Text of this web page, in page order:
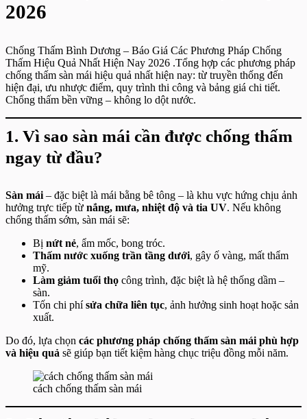
2026
Chống Thấm Bình Dương – Báo Giá Các Phương Pháp Chống
Thấm Hiệu Quả Nhất Hiện Nay 2026 .Tổng hợp các phương pháp
chống thấm sàn mái hiệu quả nhất hiện nay: từ truyền thống đến
hiện đại, ưu nhược điểm, quy trình thi công và bảng giá chi tiết.
Chống thấm bền vững – không lo dột nước.
1. Vì sao sàn mái cần được chống thấm
ngay từ đầu?
Sàn mái – đặc biệt là mái bằng bê tông – là khu vực hứng chịu ảnh
hưởng trực tiếp từ nắng, mưa, nhiệt độ và tia UV. Nếu không
chống thấm sớm, sàn mái sẽ:
Bị nứt nẻ, ẩm mốc, bong tróc.
Thấm nước xuống trần tầng dưới, gây ố vàng, mất thẩm
mỹ.
Làm giảm tuổi thọ công trình, đặc biệt là hệ thống dầm –
sàn.
Tốn chi phísửa chữa liên tục, ảnh hưởng sinh hoạt hoặc sản
xuất.
Do đó, lựa chọn các phương pháp chống thấm sàn mái phù hợp
và hiệu quả sẽ giúp bạn tiết kiệm hàng chục triệu đồng mỗi năm.
cách chống thấm sàn mái